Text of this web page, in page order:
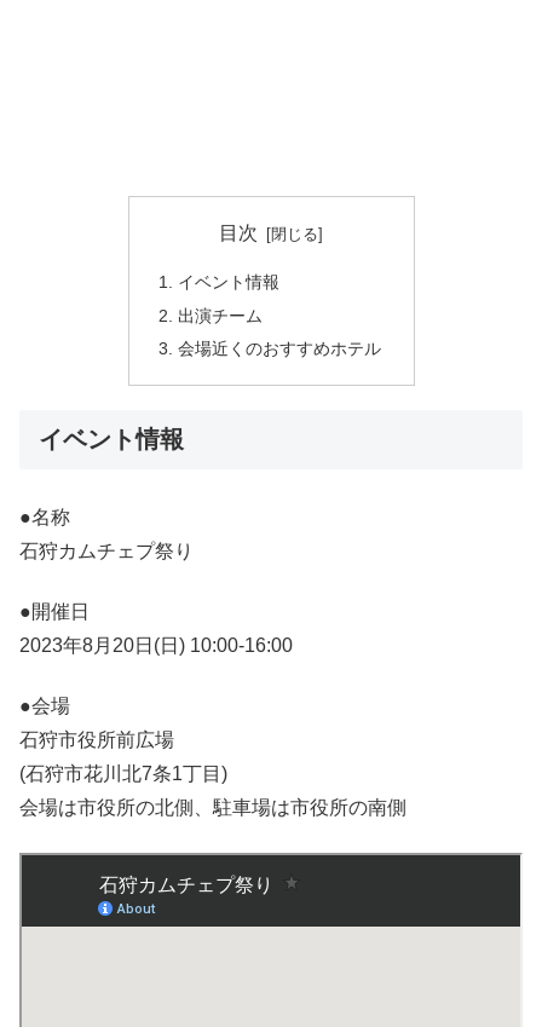
目次
イベント情報
出演チーム
会場近くのおすすめホテル
イベント情報
●名称
石狩カムチェプ祭り
●開催日
2023年8月20日(日) 10:00-16:00
●会場
石狩市役所前広場
(石狩市花川北7条1丁目)
会場は市役所の北側、駐車場は市役所の南側